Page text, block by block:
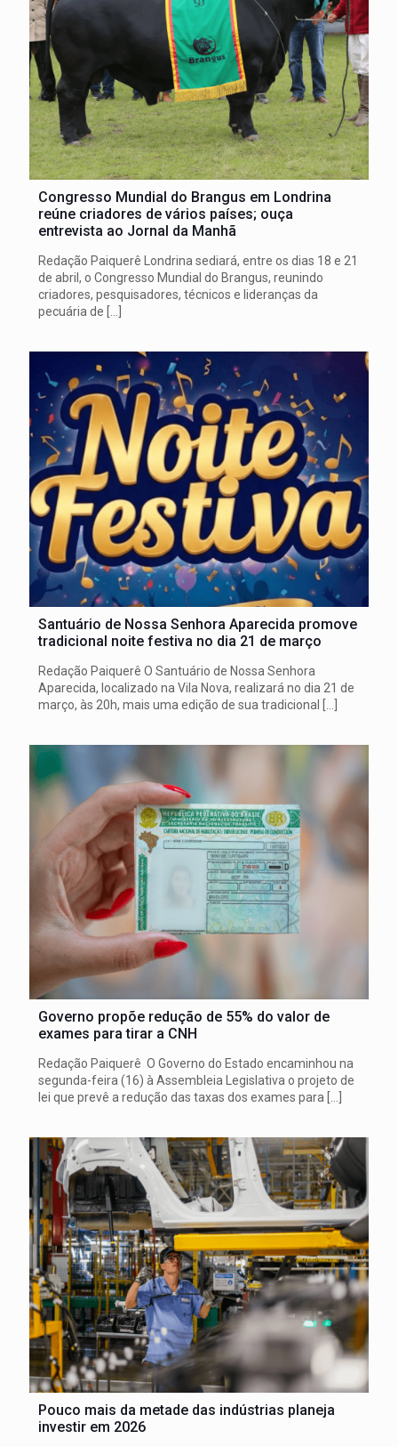
Congresso Mundial do Brangus em Londrina
reúne criadores de vários países; ouça
entrevista ao Jornal da Manhã
Redação Paiquerê Londrina sediará, entre os dias 18 e 21
de abril, o Congresso Mundial do Brangus, reunindo
criadores, pesquisadores, técnicos e lideranças da
pecuária de
Santuário de Nossa Senhora Aparecida promove
tradicional noite festiva no dia 21 de março
Redação Paiquerê O Santuário de Nossa Senhora
Aparecida, localizado na Vila Nova, realizará no dia 21 de
março, às 20h, mais uma edição de sua tradicional […]
Governo propõe redução de 55% do valor de
exames para tirar a CNH
Redação Paiquerê O Governo do Estado encaminhou na
segunda-feira (16) à Assembleia Legislativa o projeto de
lei que prevê a redução das taxas dos exames para
Pouco mais da metade das indústrias planeja
investir em 2026